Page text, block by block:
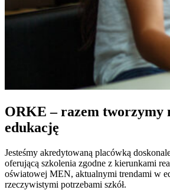
ORKE – razem tworzymy
edukację
Jesteśmy akredytowaną placówką
oferującą szkolenia zgodne z kierunkami
oświatowej MEN, aktualnymi trendami w
rzeczywistymi potrzebami szkół.